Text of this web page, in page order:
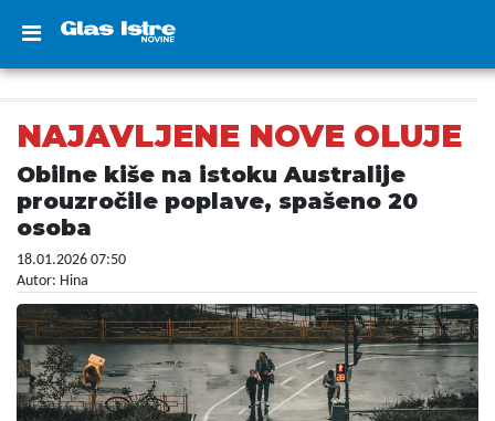
NAJAVLJENE NOVE OLUJE
Obilne kiše na istoku Australije
prouzročile poplave, spašeno 20
osoba
18.01.2026 07:50
Autor: Hina